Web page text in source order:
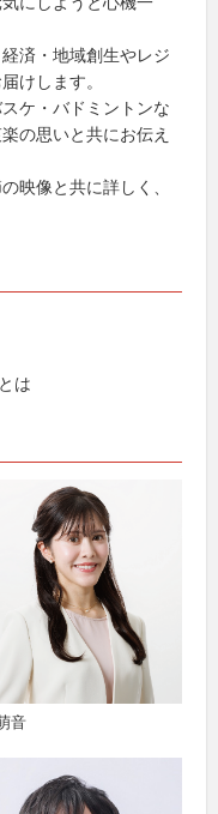
済・地域創生やレジ
けします。
ケ・バドミントンな
の思いと共にお伝え
映像と共に詳しく、
は
音